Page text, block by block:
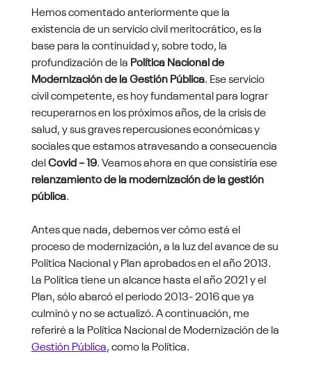
Hemos comentado anteriormente que la
existencia de un servicio civil meritocrático, es la
base para la continuidad y, sobre todo, la
profundización de la Política Nacional de
Modernización de la Gestión Pública. Ese servicio
civil competente, es hoy fundamental para lograr
recuperarnos en los próximos años, de la crisis de
salud, y sus graves repercusiones económicas y
sociales que estamos atravesando a consecuencia
delCovid – 19. Veamos ahora en que consistiría ese
relanzamiento de la modernización de la gestión
pública.
Antes que nada, debemos ver cómo está el
proceso de modernización, a la luz del avance de su
Política Nacional y Plan aprobados en el año 2013.
La Política tiene un alcance hasta el año 2021 y el
Plan, sólo abarcó el periodo 2013- 2016 que ya
culminó y no se actualizó. A continuación, me
referiré a la Política Nacional de Modernización de la
Gestión Pública, como la Política.